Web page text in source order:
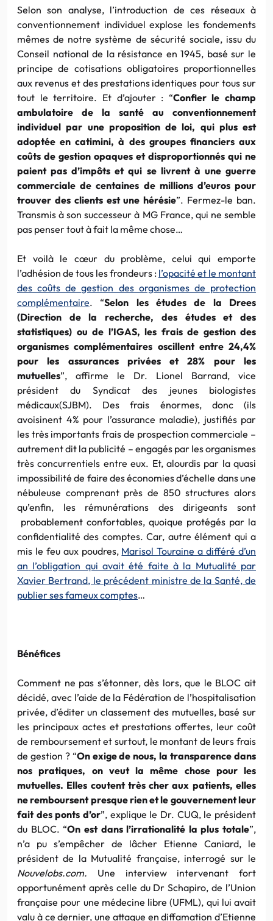
Selon son analyse, l’introduction de ces réseaux à
conventionnement individuel explose les fondements
mêmes de notre système de sécurité sociale, issu du
Conseil national de la résistance en 1945, basé sur le
principe de cotisations obligatoires proportionnelles
aux revenus et des prestations identiques pour tous sur
tout le territoire. Et d’ajouter : “Confier le champ
ambulatoire de la santé au conventionnement
individuel par une proposition de loi, qui plus est
adoptée en catimini, à des groupes financiers aux
coûts de gestion opaques et disproportionnés qui ne
paient pas d’impôts et qui se livrent à une guerre
commerciale de centaines de millions d’euros pour
trouver des clients est une hérésie”. Fermez-le ban.
Transmis à son successeur à MG France, qui ne semble
pas penser tout à fait la même chose…
Et voilà le cœur du problème, celui qui emporte
l’adhésion de tous les frondeurs : l’opacité et le montant
des coûts de gestion des organismes de protection
complémentaire. “Selon les études de la Drees
(Direction de la recherche, des études et des
statistiques) ou de l’IGAS, les frais de gestion des
organismes complémentaires oscillent entre 24,4%
pour les assurances privées et 28% pour les
mutuelles”, affirme le Dr. Lionel Barrand, vice
président du Syndicat des jeunes biologistes
médicaux(SJBM). Des frais énormes, donc (ils
avoisinent 4% pour l’assurance maladie), justifiés par
les très importants frais de prospection commerciale –
autrement dit la publicité – engagés par les organismes
très concurrentiels entre eux. Et, alourdis par la quasi
impossibilité de faire des économies d’échelle dans une
nébuleuse comprenant près de 850 structures alors
qu’enfin, les rémunérations des dirigeants sont
probablement confortables, quoique protégés par la
confidentialité des comptes. Car, autre élément qui a
mis le feu aux poudres, Marisol Touraine a différé d’un
an l’obligation qui avait été faite à la Mutualité par
Xavier Bertrand, le précédent ministre de la Santé, de
publier ses fameux comptes…
Bénéfices
Comment ne pas s’étonner, dès lors, que le BLOC ait
décidé, avec l’aide de la Fédération de l’hospitalisation
privée, d’éditer un classement des mutuelles, basé sur
les principaux actes et prestations offertes, leur coût
de remboursement et surtout, le montant de leurs frais
de gestion ? “On exige de nous, la transparence dans
nos pratiques, on veut la même chose pour les
mutuelles. Elles coutent très cher aux patients, elles
ne remboursent presque rien et le gouvernement leur
fait des ponts d’or”, explique le Dr. CUQ, le président
du BLOC. “On est dans l’irrationalité la plus totale”,
n’a pu s’empêcher de lâcher Etienne Caniard, le
président de la Mutualité française, interrogé sur le
Nouvelobs.com. Une interview intervenant fort
opportunément après celle du Dr Schapiro, de l’Union
française pour une médecine libre (UFML), qui lui avait
valu à ce dernier, une attaque en diffamation d’Etienne